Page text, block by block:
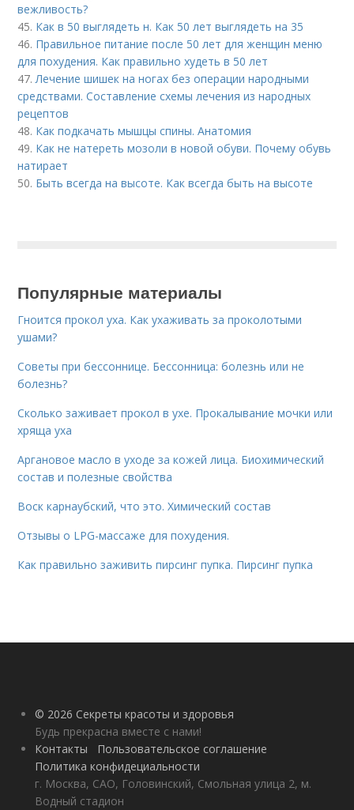
вежливость?
45. Как в 50 выглядеть н. Как 50 лет выглядеть на 35
46. Правильное питание после 50 лет для женщин меню
для похудения. Как правильно худеть в 50 лет
47.Лечение шишек на ногах без операции народными
средствами. Составление схемы лечения из народных
рецептов
48. Как подкачать мышцы спины. Анатомия
49. Как не натереть мозоли в новой обуви. Почему обувь
натирает
50. Быть всегда на высоте. Как всегда быть на высоте
Популярные материалы
Гноится прокол уха. Как ухаживать за проколотыми
ушами?
Советы при бессоннице. Бессонница: болезнь или не
болезнь?
Сколько заживает прокол в ухе. Прокалывание мочки или
хряща уха
Аргановое масло в уходе за кожей лица. Биохимический
состав и полезные свойства
Воск карнаубский, что это. Химический состав
Отзывы о LPG-массаже для похудения.
Как правильно заживить пирсинг пупка. Пирсинг пупка
© 2026 Секреты красоты и здоровья
Будь прекрасна вместе с нами!
Контакты
Пользовательское соглашение
Политика конфидециальности
г. Москва, САО, Головинский, Смольная улица 2, м.
Водный стадион